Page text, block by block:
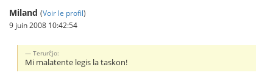
Miland (Voir le profil)
9 juin 2008 10:42:54
Terurĉjo:
Mi malatente legis la taskon!